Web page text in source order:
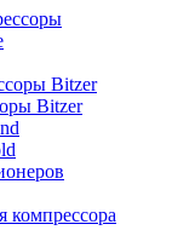
Bitzer
Bitzer
компрессора